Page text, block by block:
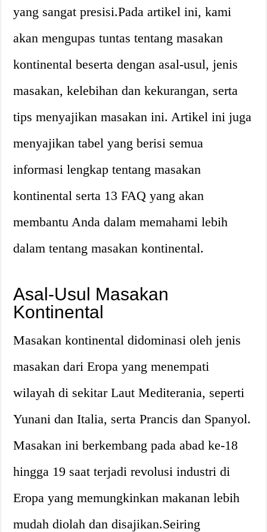
yang sangat presisi.Pada artikel ini, kami
akan mengupas tuntas tentang masakan
kontinental beserta dengan asal-usul, jenis
masakan, kelebihan dan kekurangan, serta
tips menyajikan masakan ini. Artikel ini juga
menyajikan tabel yang berisi semua
informasi lengkap tentang masakan
kontinental serta 13 FAQ yang akan
membantu Anda dalam memahami lebih
dalam tentang masakan kontinental.
Asal-Usul Masakan
Kontinental
Masakan kontinental didominasi oleh jenis
masakan dari Eropa yang menempati
wilayah di sekitar Laut Mediterania, seperti
Yunani dan Italia, serta Prancis dan Spanyol.
Masakan ini berkembang pada abad ke-18
hingga 19 saat terjadi revolusi industri di
Eropa yang memungkinkan makanan lebih
mudah diolah dan disajikan.Seiring